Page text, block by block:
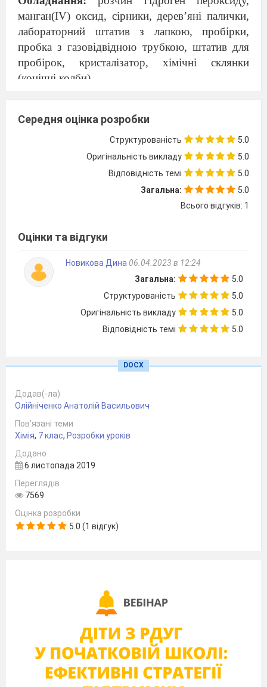
манган(IV) оксид, сірники, дерев’яні палички,
лабораторний штатив з лапкою, пробірки,
пробка з газовідвідною трубкою, штатив для
пробірок, кристалізатор, хімічні склянки
(конічні колби).
II.Повторення правил техніки безпеки в
кабінеті хімії під час проведення хімічного
експерименту, інструктаж перед початком
практичної роботи.
з безпеки життєдіяльності.
Виконання практичної роботи за
Під час виконання кожного досліду
після його завершення – висновки.
№ досліду
Послідовність дій
Дослід 1.
) методом витіснення води.
Зберіть прилад для добування кисню.
Прилад для добування кисню методом
Налийте у пробірку 2 мл розчину
гідроген пероксиду (інша назва цієї речовини
перекись водню).
Відмітьте колір, запах, наявність чи
відсутність реакції.
Середня оцінка розробки
Структурованість
5.0
Оригінальність викладу
5.0
Відповідність темі
5.0
Загальна:
5.0
Всього відгуків: 1
Оцінки та відгуки
Новикова Дина 06.04.2023 в 12:24
Загальна:
5.0
Структурованість
5.0
Оригінальність викладу
5.0
Відповідність темі
5.0
DOCX
Додав(-ла)
Олійніченко Анатолій Васильович
Пов’язані теми
Хімія, 7 клас, Розробки уроків
Додано
6 листопада 2019
Переглядів
7569
Оцінка розробки
5.0 (1 відгук)